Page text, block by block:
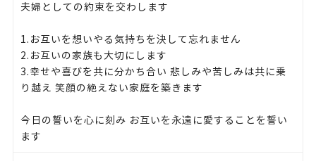
夫婦としての約束を交わします
1.お互いを想いやる気持ちを決して忘れません
2.お互いの家族も大切にします
3.幸せや喜びを共に分かち合い 悲しみや苦しみは共に乗
り越え 笑顔の絶えない家庭を築きます
今日の誓いを心に刻み お互いを永遠に愛することを誓い
ます